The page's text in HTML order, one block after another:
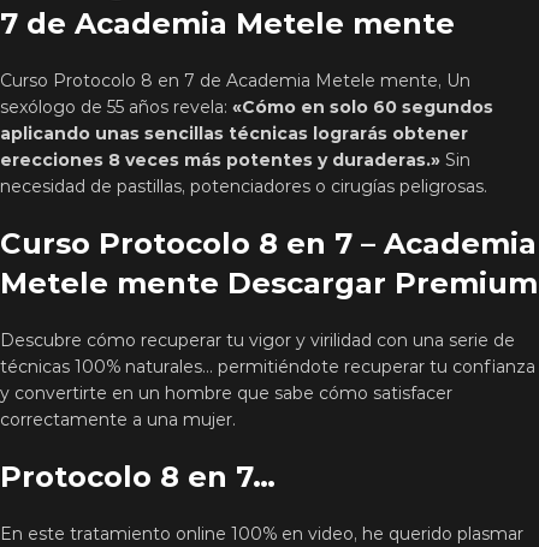
7 de Academia Metele mente
Curso Protocolo 8 en 7 de Academia Metele mente, Un
sexólogo de 55 años revela: «Cómo en solo 60 segundos
aplicando unas sencillas técnicas lograrás obtener
erecciones 8 veces más potentes y duraderas.» Sin
necesidad de pastillas, potenciadores o cirugías peligrosas.
Curso Protocolo 8 en 7 – Academia
Metele mente Descargar Premium
Descubre cómo recuperar tu vigor y virilidad con una serie de
técnicas 100% naturales… permitiéndote recuperar tu confianza
y convertirte en un hombre que sabe cómo satisfacer
correctamente a una mujer.
Protocolo 8 en 7…
En este tratamiento online 100% en video, he querido plasmar